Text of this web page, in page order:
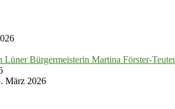
Lüner Bürgermeisterin Martina Förster-
März 2026